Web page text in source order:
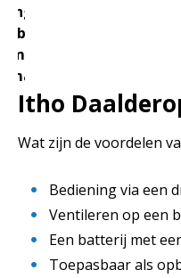
met
merken
Itho
Wat zijn de voordelen
Bediening via een
Ventileren op een
Een batterij met
Toepasbaar als